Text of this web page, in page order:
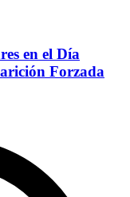
en el Día
Forzada